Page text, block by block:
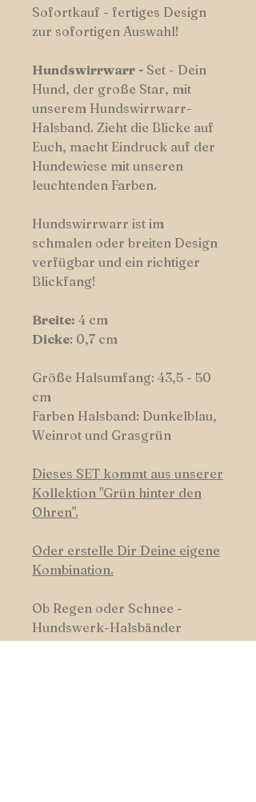
Sofortkauf - fertiges Design
zur sofortigen Auswahl!
Hundswirrwarr - Set - Dein
Hund, der große Star, mit
unserem Hundswirrwarr-
Halsband. Zieht die Blicke auf
Euch, macht Eindruck auf der
Hundewiese mit unseren
leuchtenden Farben.
Hundswirrwarr ist im
schmalen oder breiten Design
verfügbar und ein richtiger
Blickfang!
Breite: 4 cm
Dicke: 0,7 cm
Größe Halsumfang: 43,5 - 50
cm
Farben Halsband: Dunkelblau,
Weinrot und Grasgrün
Dieses SET kommt aus unserer
Kollektion "Grün hinter den
Ohren".
Oder erstelle Dir Deine eigene
Kombination.
Ob Regen oder Schnee -
Hundswerk-Halsbänder